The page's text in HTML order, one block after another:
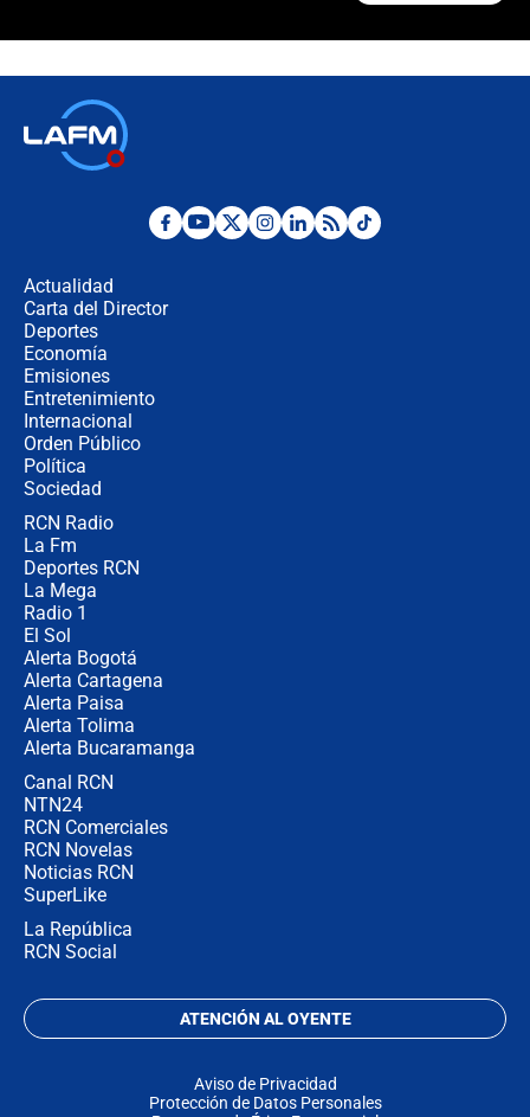
Desde dermatitis hasta infecciones:
Actualidad
Carta del Director
Deportes
Economía
Emisiones
Entretenimiento
Internacional
Orden Público
Política
Sociedad
RCN Radio
La Fm
Deportes RCN
La Mega
Radio 1
El Sol
Alerta Bogotá
Alerta Cartagena
Alerta Paisa
Alerta Tolima
Alerta Bucaramanga
Canal RCN
NTN24
RCN Comerciales
RCN Novelas
Noticias RCN
SuperLike
La República
RCN Social
ATENCIÓN AL OYENTE
Aviso de Privacidad
Protección de Datos Personales